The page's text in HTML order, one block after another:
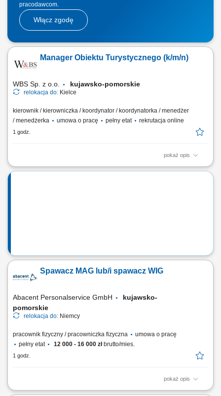
pracodawcom.
Włącz zgodę
Manager Obiektu Turystycznego (k/m/n)
WBS Sp. z o.o. kujawsko-pomorskie
relokacja do: Kielce
kierownik / kierowniczka / koordynator / koordynatorka / menedżer
/ menedżerka
umowa o pracę pełny etat rekrutacja online
1 godz.
pokaż opis
Miejsce pracy: praca stacjonarna Kielce Opis stanowiska pracy /
Spawacz MAG lub/i spawacz WIG
Abacent Personalservice GmbH
kujawsko-
pomorskie
relokacja do: Niemcy
pracownik fizyczny / pracowniczka fizyczna
umowa o pracę
pełny etat
12 000 - 16 000 złbrutto/mies.
1 godz.
pokaż opis
To potrafisz: Spawanie metodą MAG (135) i/lub WIG (141) elementów